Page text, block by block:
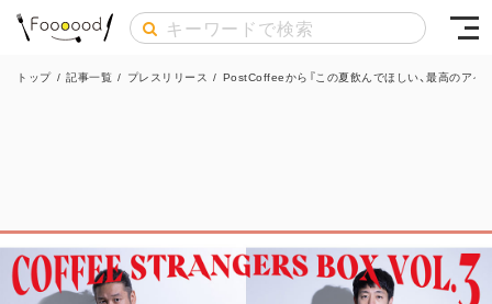
トップ / 記事一覧 / プレスリリース / PostCoffeeから『この夏飲んでほしい、最高のア